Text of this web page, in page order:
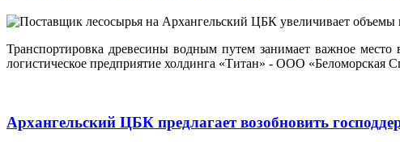
Транспортировка древесины водным путем занимает важное
логистическое предприятие холдинга «Титан» - ООО
Архангельский ЦБК предлагает возобновить